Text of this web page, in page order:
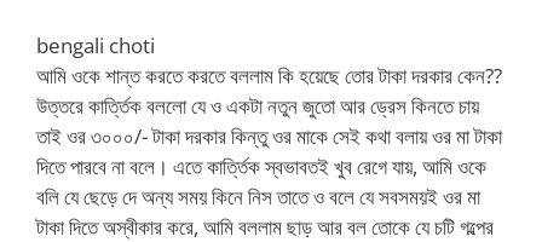
bengali choti
আমি ওকে শান্ত করতে করতে বললাম কি হয়েছে তোর টাকা দরকার কেন??
উত্তরে কার্ত্তিক বললো যে ও একটা নতুন জুতো আর ড্রেস কিনতে চায়
তাই ওর ৩০০০/- টাকা দরকার কিন্তু ওর মাকে সেই কথা বলায় ওর মা টাকা
দিতে পারবে না বলে। এতে কার্ত্তিক স্বভাবতই খুব রেগে যায়, আমি ওকে
বলি যে ছেড়ে দে অন্য সময় কিনে নিস তাতে ও বলে যে সবসময়ই ওর মা
টাকা দিতে অস্বীকার করে, আমি বললাম ছাড় আর বল তোকে যে চটি গল্পের